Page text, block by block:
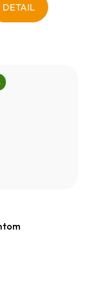
DETAIL